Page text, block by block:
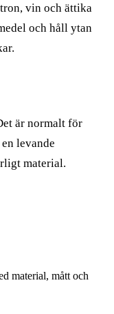
vin och ättika
och håll ytan
är normalt för
levande
material.
material, mått och